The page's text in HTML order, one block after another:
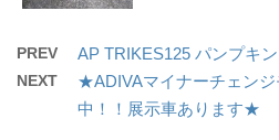
PREV AP TRIKES125 パンプキ
NEXT
★ADIVAマイナーチェン
中！！展示車あります★